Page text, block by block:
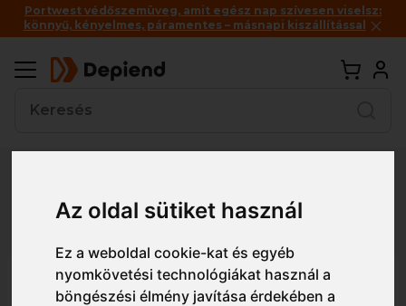
Az oldal sütiket használ
Ez a weboldal cookie-kat és egyéb
nyomkövetési technológiákat használ a
böngészési élmény javítása érdekében a
Portwest védőszemüveg, amit egész nap szívesen viselsz:
könnyű, kényelmes, páramentes – másnapi kiszállítással
Részletes nézet Egyszerű nézet
2600-785 FE Enterprise nadrág